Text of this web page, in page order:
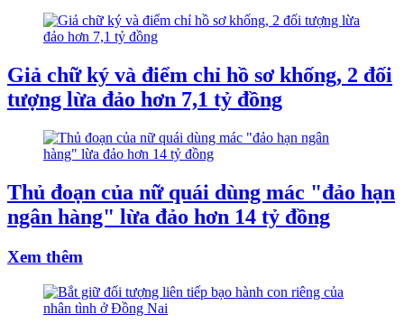
Giả chữ ký và điểm chỉ hồ sơ khống, 2 đối
tượng lừa đảo hơn 7,1 tỷ đồng
Thủ đoạn của nữ quái dùng mác "đảo hạn
ngân hàng" lừa đảo hơn 14 tỷ đồng
Xem thêm